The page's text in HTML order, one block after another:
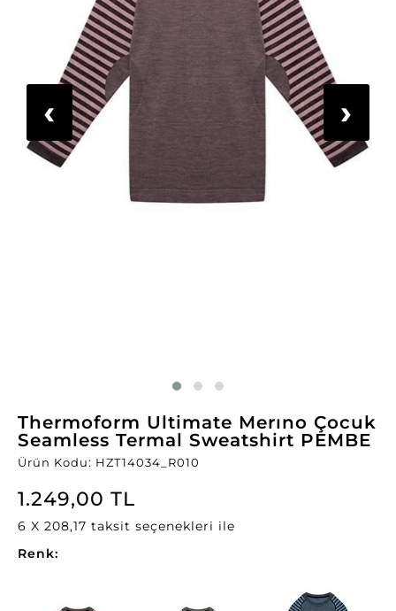
‹ ›
Thermoform Ultimate Merıno Çocuk
Seamless Termal Sweatshirt PEMBE
Ürün Kodu: HZT14034_R010
1.249,00 TL
6 X 208,17 taksit seçenekleri ile
Renk: